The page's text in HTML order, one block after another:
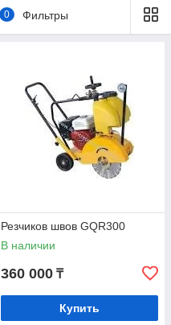
0 Фильтры
Резчиков швов GQR300
В наличии
360 000 ₸
Купить